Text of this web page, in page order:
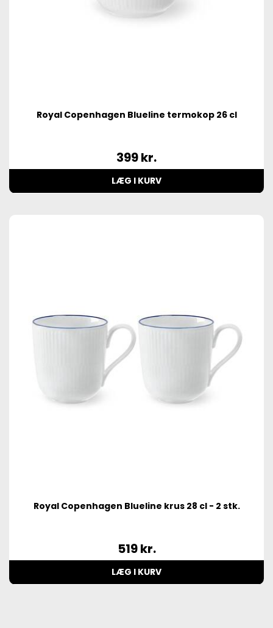
Royal Copenhagen Blueline termokop 26 cl
399kr.
LÆG I KURV
Royal Copenhagen Blueline krus 28 cl - 2 stk.
519kr.
LÆG I KURV